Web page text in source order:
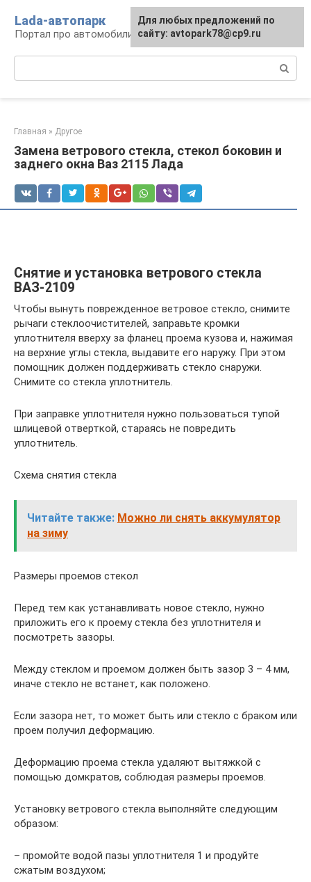
контенту
Lada-автопарк
Портал про автомобили Lada
Главная » Другое
Замена ветрового стекла, стекол боковин и
заднего окна Ваз 2115 Лада
Снятие и установка ветрового стекла
ВАЗ-2109
Чтобы вынуть поврежденное ветровое стекло, снимите
рычаги стеклоочистителей, заправьте кромки
уплотнителя вверху за фланец проема кузова и, нажимая
на верхние углы стекла, выдавите его наружу. При этом
помощник должен поддерживать стекло снаружи.
Снимите со стекла уплотнитель.
При заправке уплотнителя нужно пользоваться тупой
шлицевой отверткой, стараясь не повредить
уплотнитель.
Схема снятия стекла
Читайте также: Можно ли снять аккумулятор
на зиму
Размеры проемов стекол
Перед тем как устанавливать новое стекло, нужно
приложить его к проему стекла без уплотнителя и
посмотреть зазоры.
Между стеклом и проемом должен быть зазор 3 – 4 мм,
иначе стекло не встанет, как положено.
Если зазора нет, то может быть или стекло с браком или
проем получил деформацию.
Деформацию проема стекла удаляют вытяжкой с
помощью домкратов, соблюдая размеры проемов.
Установку ветрового стекла выполняйте следующим
образом:
– промойте водой пазы уплотнителя 1 и продуйте
сжатым воздухом;
Для любых предложений по
сайту: avtopark78@cp9.ru